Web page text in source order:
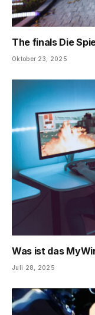
The finals Die
Oktober 23, 2025
Was ist das
Juli 28, 2025